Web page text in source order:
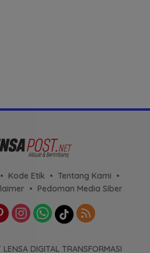
Kode Etik
Tentang Kami
Pedoman Media Siber
DIGITAL TRANSFORMASI